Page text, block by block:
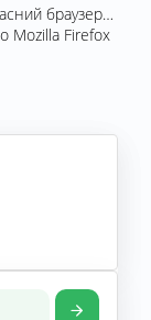
браузер
Mozilla Firefox